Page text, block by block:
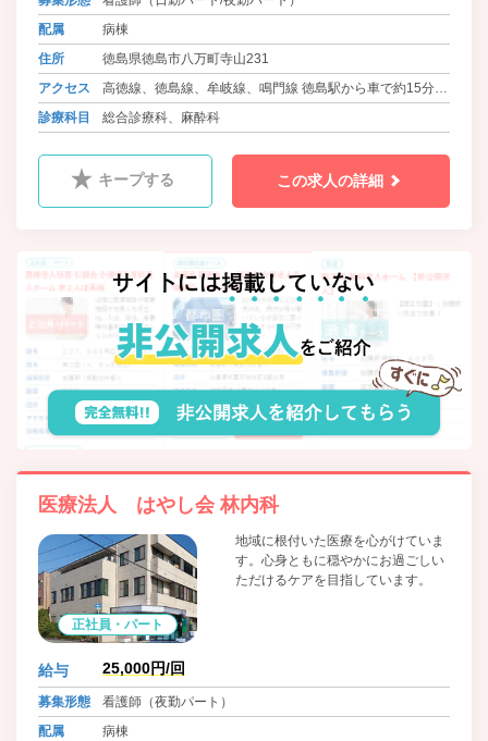
師が行っており、入院中の患者さん
えています。
配属
病棟
住所
徳島県徳島市八万町寺山231
アクセス
高徳線、徳島線、牟岐線、鳴門線 徳島駅から車で約15分
牟岐線 文化の森駅 徒歩30分
診療科目 総合診療科、麻酔科
キープする この求人の詳細
医療法人 はやし会 林内科
正社員・パート
地域に根付いた医療を心がけていま
す。心身ともに穏やかにお過ごしい
ただけるケアを目指しています。
給与 25,000円/回
募集形態
看護師（夜勤パート）
配属
病棟